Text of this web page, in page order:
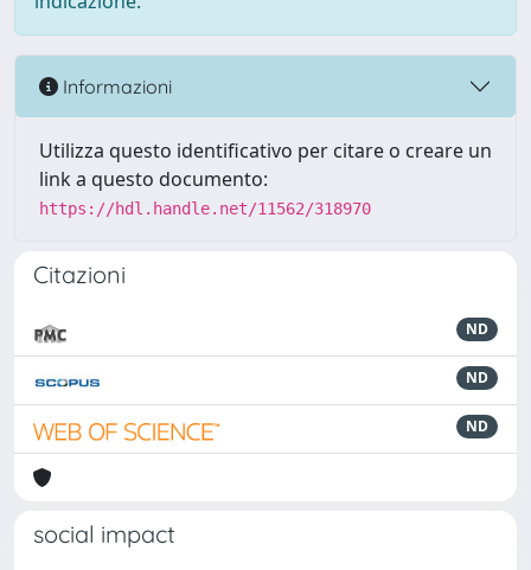
Informazioni
Utilizza questo identificativo per citare o creare un
link a questo documento:
https://hdl.handle.net/11562/318970
Citazioni
ND
ND
ND
social impact